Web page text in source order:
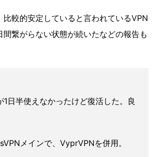
比較的安定していると言われているVPN
間繋がらない状態が続いたなどの報告も
1日半使えなかったけど復活した。良
メインで、VyprVPNを併用。